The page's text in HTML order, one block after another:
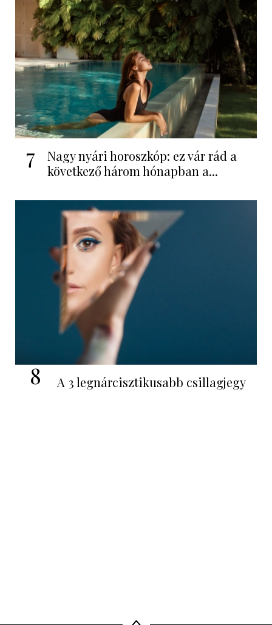
7
Nagy nyári horoszkóp: ez vár rád a
következő három hónapban a...
8 A 3 legnárcisztikusabb csillagjegy